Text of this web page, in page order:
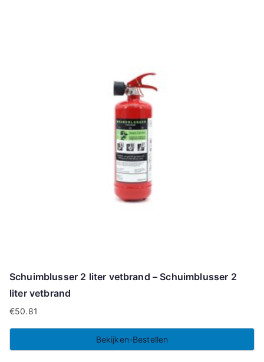
Schuimblusser 2 liter vetbrand – Schuimblusser 2
liter vetbrand
€50.81
Bekijken-Bestellen